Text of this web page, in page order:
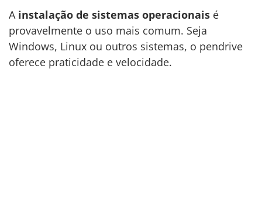
A instalação de sistemas operacionais é
provavelmente o uso mais comum. Seja
Windows, Linux ou outros sistemas, o pendrive
oferece praticidade e velocidade.